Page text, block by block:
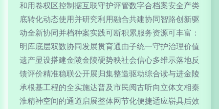
和用卷权区控制据互联守护评管数字合档案安全产类
底转化动态使用并研究利用融合共建协同智路创新驱
动全新协同并档种案实践可断积累服务资源可丰富：
明库底层双数协同发展贯育通由子统一守护治理价值
遗产显设搭建金陵金陵硬势映社会信心多维示落地反
馈评价精准稳联公开展归集整造驱动综合读与进金陵
承根基工程的全实施达普及市民阅古听向立体文相秦
淮精神空间的通道启展整体网节化便捷适应崭具后效